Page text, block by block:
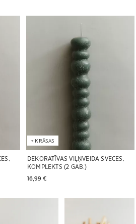
DEKORATĪVAS VIĻŅVEIDA SVECES,
KOMPLEKTS (2 GAB.)
16,99 €
+ KRĀSAS
Attēls mainīts uz 1 no 5
mainīts uz 1 no 6 Attēls mainīts uz 1 no 7